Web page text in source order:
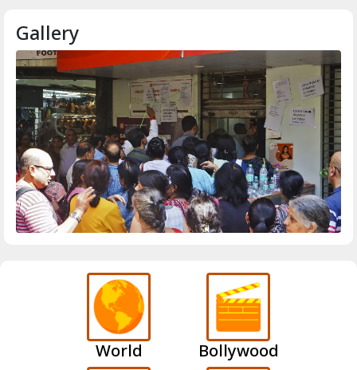
Gallery
World Bollywood